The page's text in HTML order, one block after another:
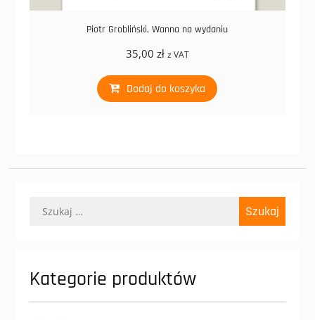
Piotr Grobliński, Wanna na wydaniu
35,00 zł z VAT
Dodaj do koszyka
Kategorie produktów